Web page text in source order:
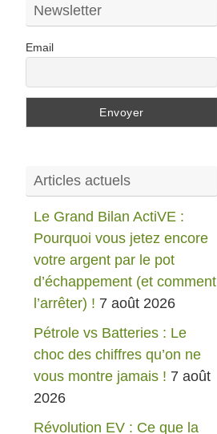
Newsletter
Email
Articles actuels
Le Grand Bilan ActiVE :
Pourquoi vous jetez encore
votre argent par le pot
d’échappement (et comment
l’arrêter) ! 7 août 2026
Pétrole vs Batteries : Le
choc des chiffres qu’on ne
vous montre jamais ! 7 août
2026
Révolution EV : Ce que la